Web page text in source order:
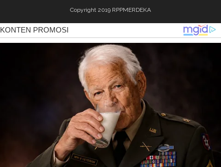
Copyright 2019 RPPMERDEKA